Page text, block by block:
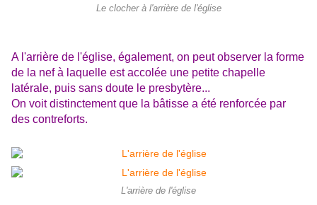
Le clocher à l'arrière de l'église
A l'arrière de l'église, également, on peut observer la forme
de la nef à laquelle est accolée une petite chapelle
latérale, puis sans doute le presbytère...
On voit distinctement que la bâtisse a été renforcée par
des contreforts.
L'arrière de l'église